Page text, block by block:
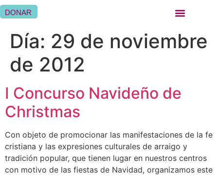
DONAR
Día: 29 de noviembre
de 2012
I Concurso Navideño de
Christmas
Con objeto de promocionar las manifestaciones de la fe
cristiana y las expresiones culturales de arraigo y
tradición popular, que tienen lugar en nuestros centros
con motivo de las fiestas de Navidad, organizamos este